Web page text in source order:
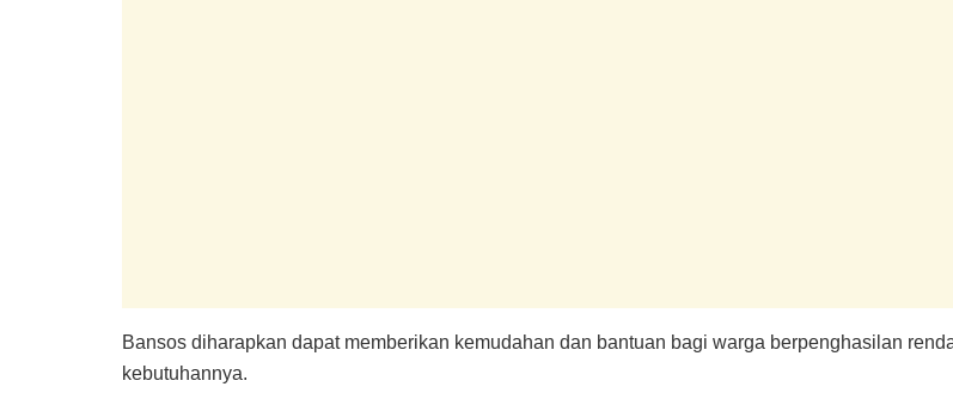
Bansos diharapkan dapat memberikan kemudahan dan bantuan bagi warga berpenghasilan
kebutuhannya.